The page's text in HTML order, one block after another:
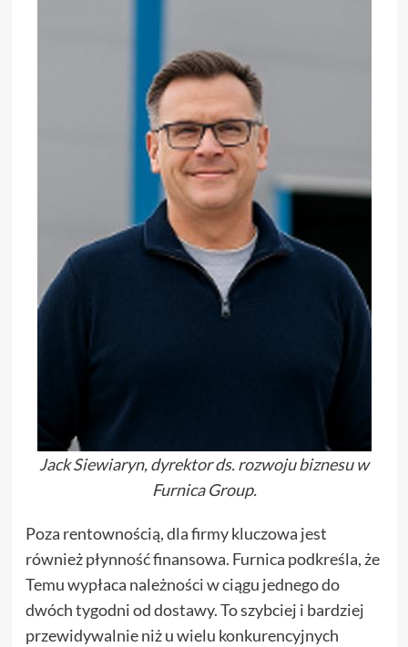
Jack Siewiaryn, dyrektor ds. rozwoju biznesu w
Furnica Group.
Poza rentownością, dla firmy kluczowa jest
również płynność finansowa. Furnica podkreśla, że
Temu wypłaca należności w ciągu jednego do
dwóch tygodni od dostawy. To szybciej i bardziej
przewidywalnie niż u wielu konkurencyjnych